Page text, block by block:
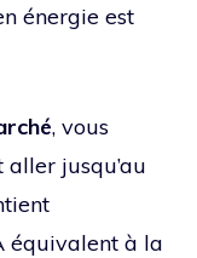
énergie est
, vous
aller jusqu’au
équivalent à la